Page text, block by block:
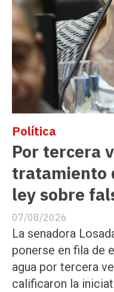
Por tercera
tratamiento
ley sobre
Política
07/08/2026
La senadora
ponerse en fila de
agua por tercera
calificaron la